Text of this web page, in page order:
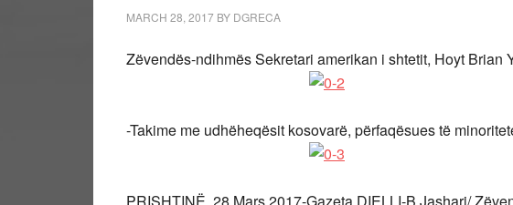
MARCH 28, 2017 BY DGRECA
Zëvendës-ndihmës Sekretari amerikan i shtetit, Hoyt Brian
-Takime me udhëheqësit kosovarë, përfaqësues të